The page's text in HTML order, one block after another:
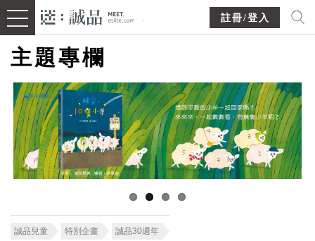
註冊/登入
主題專欄
誠品兒童 特別企畫 誠品30週年